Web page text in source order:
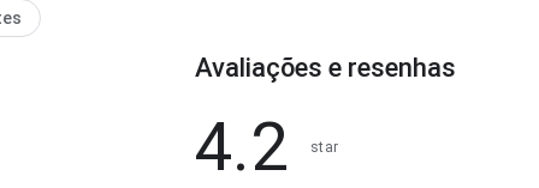
Avaliações e resenhas
4.2 star